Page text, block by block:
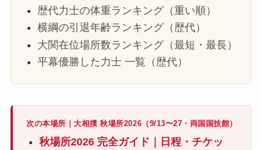
歴代力士の体重ランキング（重い順）
横綱の引退年齢ランキング（歴代）
大関在位場所数ランキング（最短・最長）
平幕優勝した力士 一覧（歴代）
次の本場所｜大相撲 秋場所2026（9/13〜27・両国国技館）
秋場所2026 完全ガイド｜日程・チケッ